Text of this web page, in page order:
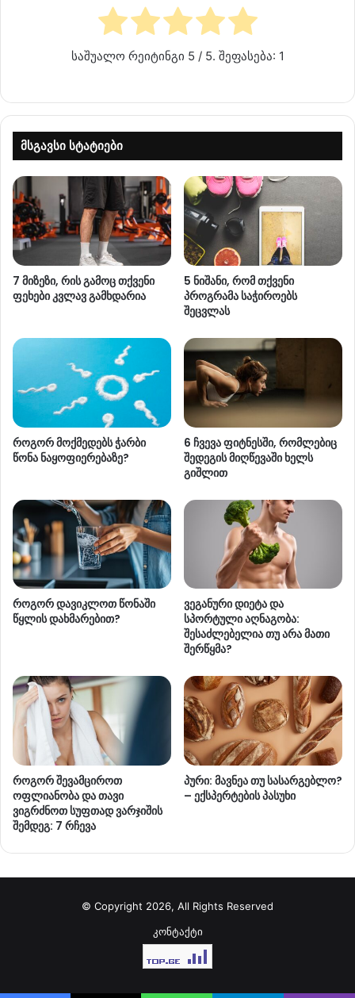
საშუალო რეიტინგი 5 / 5. შეფასება: 1
მსგავსი სტატიები
7 მიზეზი, რის გამოც თქვენი
ფეხები კვლავ გამხდარია
5 ნიშანი, რომ თქვენი
პროგრამა საჭიროებს
შეცვლას
როგორ მოქმედებს ჭარბი
წონა ნაყოფიერებაზე?
6 ჩვევა ფიტნესში, რომლებიც
შედეგის მიღწევაში ხელს
გიშლით
როგორ დავიკლოთ წონაში
წყლის დახმარებით?
ვეგანური დიეტა და
სპორტული აღნაგობა:
შესაძლებელია თუ არა მათი
შერწყმა?
როგორ შევამციროთ
ოფლიანობა და თავი
ვიგრძნოთ სუფთად ვარჯიშის
შემდეგ: 7 რჩევა
პური: მავნეა თუ სასარგებლო?
– ექსპერტების პასუხი
© Copyright 2026, All Rights Reserved
კონტაქტი